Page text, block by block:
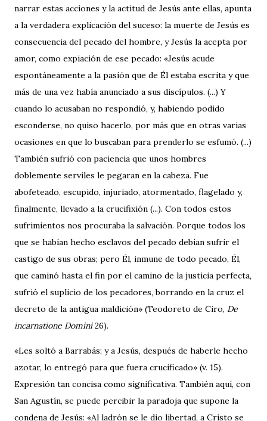
narrar estas acciones y la actitud de Jesús ante ellas, apunta
a la verdadera explicación del suceso: la muerte de Jesús es
consecuencia del pecado del hombre, y Jesús la acepta por
amor, como expiación de ese pecado: «Jesús acude
espontáneamente a la pasión que de Él estaba escrita y que
más de una vez había anunciado a sus discípulos. (...) Y
cuando lo acusaban no respondió, y, habiendo podido
esconderse, no quiso hacerlo, por más que en otras varias
ocasiones en que lo buscaban para prenderlo se esfumó. (...)
También sufrió con paciencia que unos hombres
doblemente serviles le pegaran en la cabeza. Fue
abofeteado, escupido, injuriado, atormentado, flagelado y,
finalmente, llevado a la crucifixión (...). Con todos estos
sufrimientos nos procuraba la salvación. Porque todos los
que se habían hecho esclavos del pecado debían sufrir el
castigo de sus obras; pero Él, inmune de todo pecado, Él,
que caminó hasta el fin por el camino de la justicia perfecta,
sufrió el suplicio de los pecadores, borrando en la cruz el
decreto de la antigua maldición» (Teodoreto de Ciro, De
incarnatione Domini26).
«Les soltó a Barrabás; y a Jesús, después de haberle hecho
azotar, lo entregó para que fuera crucificado» (v. 15).
Expresión tan concisa como significativa. También aquí, con
San Agustín, se puede percibir la paradoja que supone la
condena de Jesús: «Al ladrón se le dio libertad, a Cristo se